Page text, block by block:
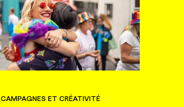
CAMPAGNES ET CRÉATIVITÉ